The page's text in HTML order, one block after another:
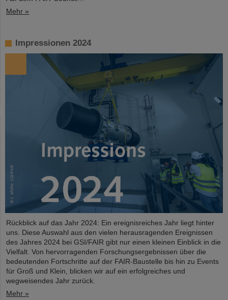
Mehr »
Impressionen 2024
Rückblick auf das Jahr 2024: Ein ereignisreiches Jahr liegt hinter
uns. Diese Auswahl aus den vielen herausragenden Ereignissen
des Jahres 2024 bei GSI/FAIR gibt nur einen kleinen Einblick in die
Vielfalt. Von hervorragenden Forschungsergebnissen über die
bedeutenden Fortschritte auf der FAIR-Baustelle bis hin zu Events
für Groß und Klein, blicken wir auf ein erfolgreiches und
wegweisendes Jahr zurück.
Mehr »